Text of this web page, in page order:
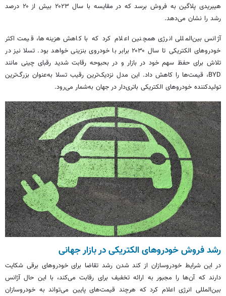
هیبریدیپلاگین
به فروش برسد که در مقایسه با سال ۲۰۲۳ بیش از ۲۰ درصد
رشد را نشان می‌دهد.
آژانس بین‌المللی انرژی همچنین اعلام کرد که با کاهش هزینه‌ها، قیمت اکثر
خودروهای الکتریکی تا سال ۲۰۳۰ برابر با خودروی بنزینی خواهد بود. تسلا نیز در
تلاش برای حفظ سهم خود در بازار و در بحبوحه رقابت شدید رقبای چینی مانند
BYD، قیمت‌ها را کاهش داد. این مدل نزدیک‌ترین رقیب تسلا به‌عنوان بزرگ‌ترین
تولیدکننده خودروهای الکتریکی باتری‌دار در جهان به‌شمار می‌رود.
رشد فروش خودروهای الکتریکی در بازار جهانی
در این شرایط خودروسازان از کند شدن رشد تقاضا برای خودروهای برقی شکایت
دارند که آن‌ها را مجبور به ارائه تخفیف برای رقابت می‌کند، با این حال آژانس
بین‌المللی انرژی اعلام کرد که هرچند قیمت‌های پایین می‌تواند به خودروسازان